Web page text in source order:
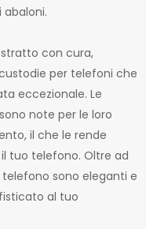
con cura,
per telefoni che
eccezionale. Le
note per le loro
il che le rende
tuo telefono. Oltre ad
sono eleganti e
al tuo